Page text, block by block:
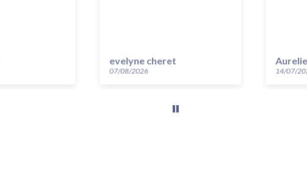
evelyne cheret
07/08/2026 14/07/